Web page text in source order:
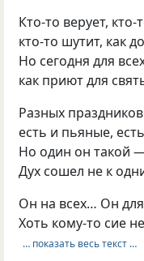
Кто-то верует, кто-
кто-то шутит, как
Но сегодня для
как приют для
Разных
есть и пьяные,
Но один он такой
Дух сошел не к
Он на всех… Он
Хоть кому-то сие
… показать весь текст …